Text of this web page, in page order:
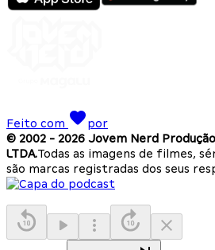
Feito com
por
© 2002 - 2026 Jovem Nerd
LTDA.Todas as imagens de filmes,
são marcas registradas dos seus